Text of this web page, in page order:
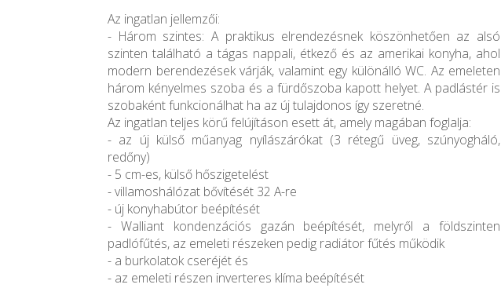
Az ingatlan jellemzői:
- Három szintes: A praktikus elrendezésnek köszönhetően az alsó
szinten található a tágas nappali, étkező és az amerikai konyha, ahol
modern berendezések várják, valamint egy különálló WC. Az emeleten
három kényelmes szoba és a fürdőszoba kapott helyet. A padlástér is
szobaként funkcionálhat ha az új tulajdonos így szeretné.
Az ingatlan teljes körű felújításon esett át, amely magában foglalja:
- az új külső műanyag nyílászárókat (3 rétegű üveg, szúnyogháló,
redőny)
- 5 cm-es, külső hőszigetelést
- villamoshálózat bővítését 32 A-re
- új konyhabútor beépítését
- Walliant kondenzációs gazán beépítését, melyről a földszinten
padlófűtés, az emeleti részeken pedig radiátor fűtés működik
- a burkolatok cseréjét és
- az emeleti részen inverteres klíma beépítését